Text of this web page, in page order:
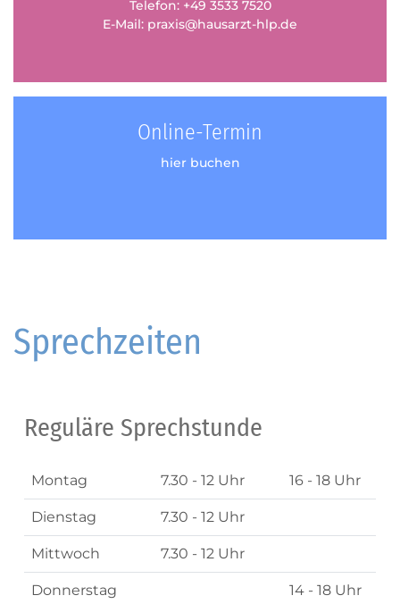
Telefon: +49 3533 7520
E-Mail: praxis@hausarzt-hlp.de
Online-Termin
hier buchen
Sprechzeiten
Reguläre Sprechstunde
Montag 7.30 - 12 Uhr 16 - 18 Uhr
Dienstag 7.30 - 12 Uhr
Mittwoch 7.30 - 12 Uhr
Donnerstag 14 - 18 Uhr